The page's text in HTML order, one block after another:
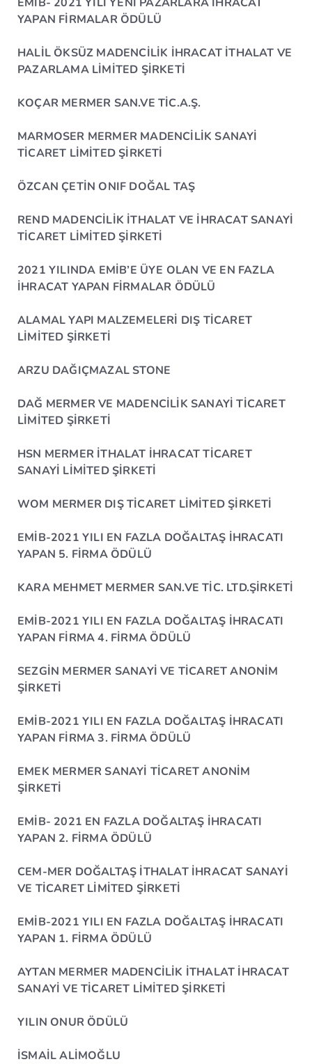
YAPAN FİRMALAR ÖDÜLÜ
HALİL ÖKSÜZ MADENCİLİK İHRACAT İTHALAT VE
PAZARLAMA LİMİTED ŞİRKETİ
KOÇAR MERMER SAN.VE TİC.A.Ş.
MARMOSER MERMER MADENCİLİK SANAYİ
TİCARET LİMİTED ŞİRKETİ
ÖZCAN ÇETİN ONIF DOĞAL TAŞ
REND MADENCİLİK İTHALAT VE İHRACAT SANAYİ
TİCARET LİMİTED ŞİRKETİ
2021 YILINDA EMİB’E ÜYE OLAN VE EN FAZLA
İHRACAT YAPAN FİRMALAR ÖDÜLÜ
ALAMAL YAPI MALZEMELERİ DIŞ TİCARET
LİMİTED ŞİRKETİ
ARZU DAĞIÇMAZAL STONE
DAĞ MERMER VE MADENCİLİK SANAYİ TİCARET
LİMİTED ŞİRKETİ
HSN MERMER İTHALAT İHRACAT TİCARET
SANAYİ LİMİTED ŞİRKETİ
WOM MERMER DIŞ TİCARET LİMİTED ŞİRKETİ
EMİB-2021 YILI EN FAZLA DOĞALTAŞ İHRACATI
YAPAN 5. FİRMA ÖDÜLÜ
KARA MEHMET MERMER SAN.VE TİC. LTD.ŞİRKETİ
EMİB-2021 YILI EN FAZLA DOĞALTAŞ İHRACATI
YAPAN FİRMA 4. FİRMA ÖDÜLÜ
SEZGİN MERMER SANAYİ VE TİCARET ANONİM
ŞİRKETİ
EMİB-2021 YILI EN FAZLA DOĞALTAŞ İHRACATI
YAPAN FİRMA 3. FİRMA ÖDÜLÜ
EMEK MERMER SANAYİ TİCARET ANONİM
ŞİRKETİ
EMİB- 2021 EN FAZLA DOĞALTAŞ İHRACATI
YAPAN 2. FİRMA ÖDÜLÜ
CEM-MER DOĞALTAŞ İTHALAT İHRACAT SANAYİ
VE TİCARET LİMİTED ŞİRKETİ
EMİB-2021 YILI EN FAZLA DOĞALTAŞ İHRACATI
YAPAN 1. FİRMA ÖDÜLÜ
AYTAN MERMER MADENCİLİK İTHALAT İHRACAT
SANAYİ VE TİCARET LİMİTED ŞİRKETİ
YILIN ONUR ÖDÜLÜ
İSMAİL ALİMOĞLU